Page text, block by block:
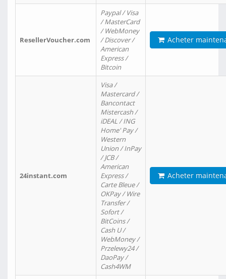
ResellerVoucher.com
Paypal / Visa
/ MasterCard
/ WebMoney
/ Discover /
American
Express /
Bitcoin
Acheter
24instant.com
Visa /
Mastercard /
Bancontact
Mistercash /
iDEAL / ING
Home' Pay /
Western
Union / InPay
/ JCB /
American
Express /
Carte Bleue /
OKPay / Wire
Transfer /
Sofort /
BitCoins /
Cash U /
WebMoney /
Przelewy24 /
DaoPay /
Cash4WM
Acheter